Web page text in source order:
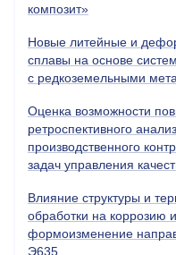
композит»
Новые литейные и
сплавы на основе
с редкоземельными
Оценка возможности
ретроспективного
производственного
задач управления
Влияние структуры и
обработки на коррозию
формоизменение
Э635